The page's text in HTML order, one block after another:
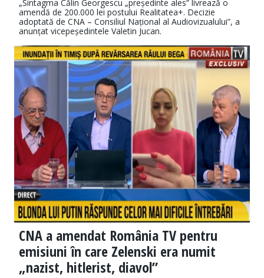
„Sintagma Călin Georgescu „președinte ales” livrează o
amendă de 200.000 lei postului Realitatea+. Decizie
adoptată de CNA – Consiliul Național al Audiovizualului”, a
anunțat vicepeședintele Valetin Jucan.
CNA a amendat România TV pentru
emisiuni în care Zelenski era numit
„nazist, hitlerist, diavol”